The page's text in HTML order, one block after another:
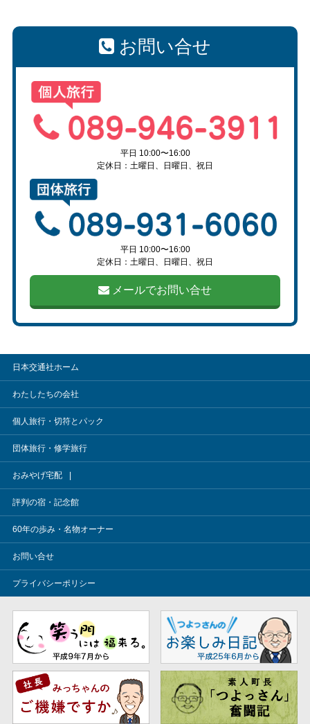
お問い合せ
平日 10:00〜16:00
定休日：土曜日、日曜日、祝日
平日 10:00〜16:00
定休日：土曜日、日曜日、祝日
メールでお問い合せ
日本交通社ホーム
わたしたちの会社
個人旅行・切符とパック
団体旅行・修学旅行
おみやげ宅配
評判の宿・記念館
60年の歩み・名物オーナー
お問い合せ
プライバシーポリシー